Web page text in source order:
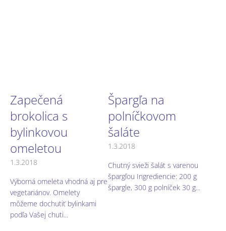
Zapečená
brokolica s
bylinkovou
omeletou
1.3.2018
Výborná omeleta vhodná aj pre
vegetariánov. Omelety
môžeme dochutiť bylinkami
podľa Vašej chuti...
Špargľa na
polníčkovom
šaláte
1.3.2018
Chutný svieži šalát s varenou
špargľou Ingrediencie: 200 g
špargle, 300 g polníček 30 g...